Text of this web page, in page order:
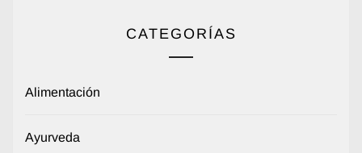
CATEGORÍAS
Alimentación
Ayurveda